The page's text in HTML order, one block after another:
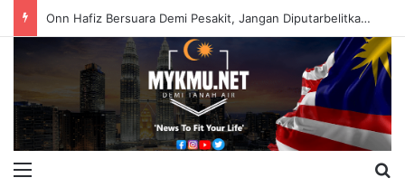
Onn Hafiz Bersuara Demi Pesakit, Jangan Diputarbelitkan – Hasrunizah